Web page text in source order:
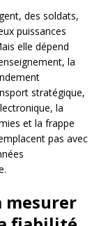
des soldats,
puissances
elle dépend
la
stratégique,
la
et la frappe
pas avec
mesurer